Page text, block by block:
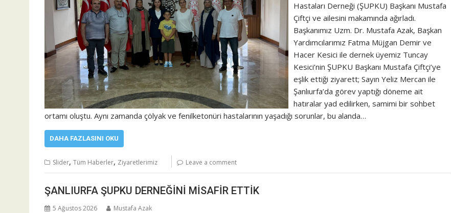
Hastaları Derneği (ŞUPKU) Başkanı Mustafa
Çiftçi ve ailesini makamında ağırladı.
Başkanımız Uzm. Dr. Mustafa Azak, Başkan
Yardımcılarımız Fatma Müjgan Demir ve
Hacer Kesici ile dernek üyemiz Tuncay
Kesici’nin ŞUPKU Başkanı Mustafa Çiftçi’ye
eşlik ettiği ziyarett; Sayın Yeliz Mercan ile
Şanlıurfa’da görev yaptığı döneme ait
hatıralar yad edilirken, samimi bir sohbet
ortamı oluştu. Aynı zamanda çölyak ve fenilketonüri hastalarının yaşadığı sorunlar, bu alanda…
DAHA FAZLASINI OKU
Slider, Tüm Haberler, Ziyaretlerimiz Leave a comment
ŞANLIURFA ŞUPKU DERNEĞİNİ MİSAFİR ETTİK
5 Ağustos 2026 Mustafa Azak